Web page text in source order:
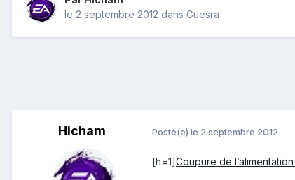
le 2 septembre 2012 dans Guesra
Hicham Posté(e) le 2 septembre 2012
[h=1]Coupure de